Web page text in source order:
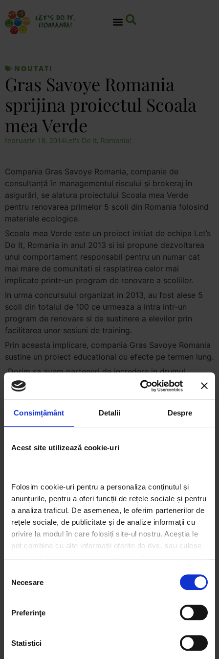
Consimțământ Detalii Despre
Acest site utilizează cookie-uri
Folosim cookie-uri pentru a personaliza conținutul și
anunțurile, pentru a oferi funcții de rețele sociale și pentru
a analiza traficul. De asemenea, le oferim partenerilor de
rețele sociale, de publicitate și de analize informații cu
privire la modul în care folosiți site-ul nostru. Aceștia le
pot combina cu alte informații oferite de dvs. sau culese
process your information.
consimțământului
Necesare
Preferinţe
Statistici
NOUTATI
Gras Savoye Romania
sprijina proiectul Scoala
mea Verde
februarie 18, 2014Let's Do It, Romania!
Compania Gras Savoye Romania, companie de
consultanţă în managementul riscului şi brokeraj în
asigurări, se alatura proiectului Scoala mea Verde
pentru renovarea primelor 5 scoli din Romania folosind
materiale ecologice.
Scoala mea Verde este un proiect initiat de echipa Let’s
Do It, Romania in anul 2013 si isi propune dezvoltarea
unui comportament responsabil pentru un numar cat
mai mare de comunitati si rasplatirea celor mai
implicate printr-un program de renovare a scoliilor.
In urma concursului organizat in 2013, au fost alese 5
scoli din totalul de 100 ce urmeaza a intra intr-un
program de renovare si de sustinere a elevilor prin
facilitarea unor sesiuni de training.
Prin aceasta implicare, compania Gras Savoye Romania
sustine un proiect educational cu efecte pe termen lung.
„Dorim sa avem parteneri de incredere in drumul
asumat in cadrul acestui proiect. Cei peste 500.000
copii prezenti in cadrul campaniei
proiect pentru sustinerea invatamantului din
Romania.Este o noua provocare pentru noi, pentru o
echipa tanara cu mult entuziasm. Fiecare dintre noi stim
Romania!
Potrivit datelor oficiale din 2010, in Romania, 82% dintre
cladirile scolilor sunt construite inainte de 1970 fara a fi
renovate pana in prezent iar 10% dintre scoli nu au aviz
sanitar de functionare.
URMATOR
LDIR lansează proiectul Let’s Do It, Danube!